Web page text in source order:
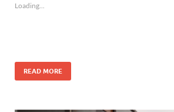
Loading...
READ MORE